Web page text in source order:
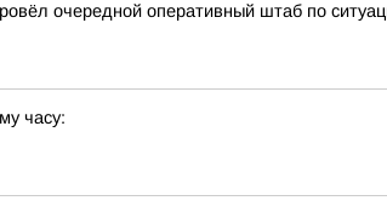
очередной оперативный штаб по
часу: